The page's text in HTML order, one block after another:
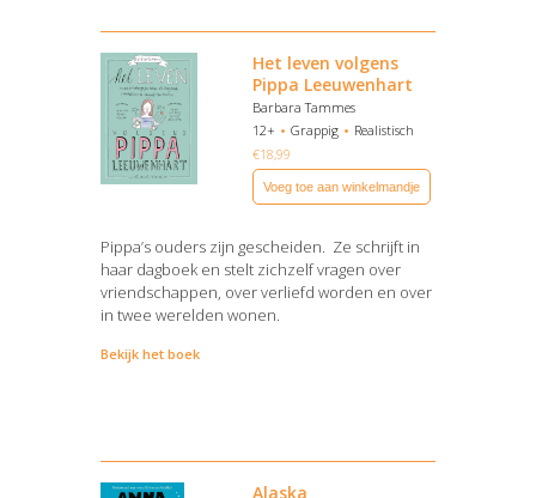
Het leven volgens
Pippa Leeuwenhart
Barbara Tammes
12+
Grappig
Realistisch
€18,99
Voeg toe aan winkelmandje
Pippa’s ouders zijn gescheiden. Ze schrijft in
haar dagboek en stelt zichzelf vragen over
vriendschappen, over verliefd worden en over
in twee werelden wonen.
Bekijk het boek
Alaska